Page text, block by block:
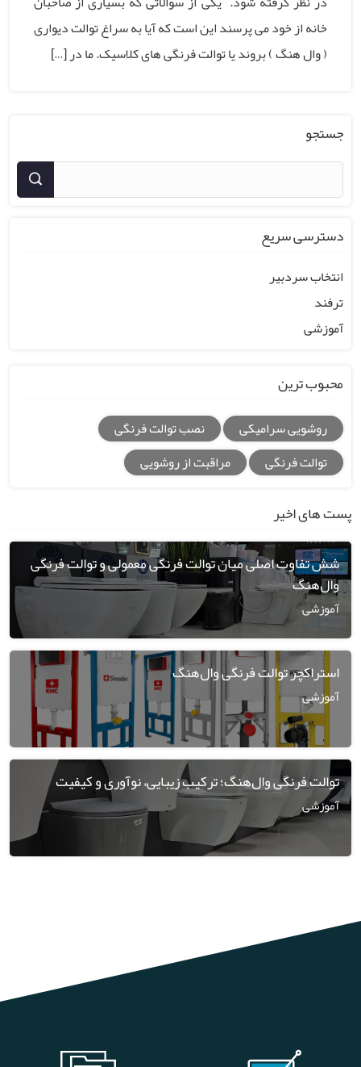
خانه از خود می پرسند این است که آیا به سراغ توالت دیواری
( وال هنگ ) بروند یا توالت فرنگی های کلاسیک. ما در […]
جستجو
دسترسی سریع
انتخاب سردبیر
ترفند
آموزشی
محبوب ترین
روشویی سرامیکی
نصب توالت فرنگی
توالت فرنگی
مراقبت از روشویی
پست های اخیر
شش تفاوت اصلی میان توالت فرنگی معمولی و توالت فرنگی
وال‌هنگ
آموزشی
استراکچر توالت فرنگی وال‌هنگ
آموزشی
توالت فرنگی وال‌هنگ؛ ترکیب زیبایی، نوآوری و کیفیت
آموزشی